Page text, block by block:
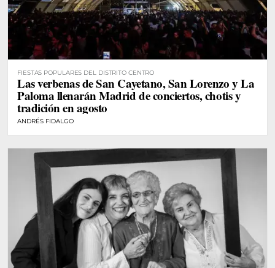
FIESTAS POPULARES DEL DISTRITO CENTRO
Las verbenas de San Cayetano, San Lorenzo y La
Paloma llenarán Madrid de conciertos, chotis y
tradición en agosto
ANDRÉS FIDALGO